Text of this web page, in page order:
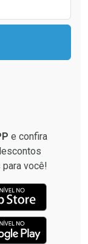
e confira
você!